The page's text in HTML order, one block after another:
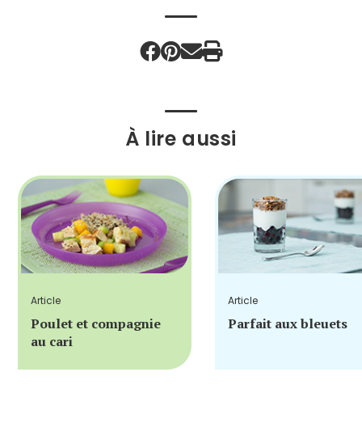
À lire aussi
Article
Poulet et compagnie
au cari
Article
Parfait aux bleuets